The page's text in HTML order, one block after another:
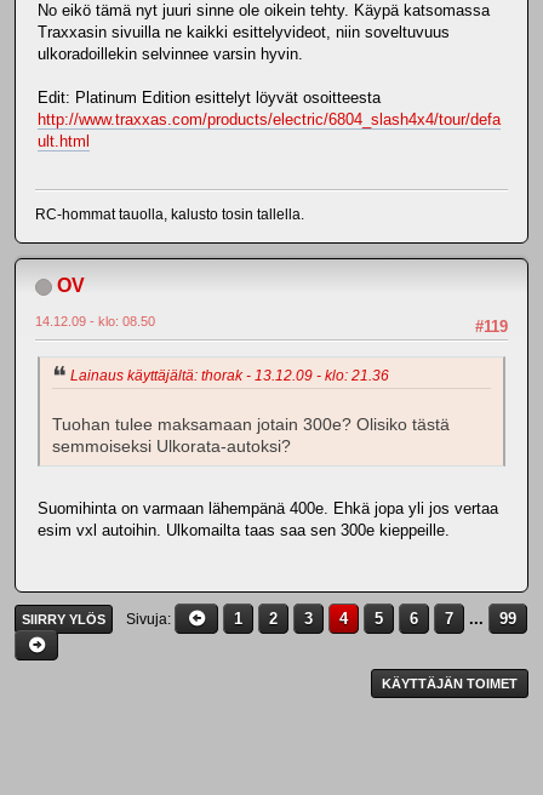
No eikö tämä nyt juuri sinne ole oikein tehty. Käypä katsomassa
Traxxasin sivuilla ne kaikki esittelyvideot, niin soveltuvuus
ulkoradoillekin selvinnee varsin hyvin.
Edit: Platinum Edition esittelyt löyvät osoitteesta
http://www.traxxas.com/products/electric/6804_slash4x4/tour/defa
ult.html
RC-hommat tauolla, kalusto tosin tallella.
OV
#119
14.12.09 - klo: 08.50
Lainaus käyttäjältä: thorak - 13.12.09 - klo: 21.36
Tuohan tulee maksamaan jotain 300e? Olisiko tästä
semmoiseksi Ulkorata-autoksi?
Suomihinta on varmaan lähempänä 400e. Ehkä jopa yli jos vertaa
esim vxl autoihin. Ulkomailta taas saa sen 300e kieppeille.
SIIRRY YLÖS Sivuja 1 2 3 4 5 6 7 ... 99
KÄYTTÄJÄN TOIMET